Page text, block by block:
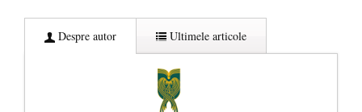
Despre autor Ultimele articole